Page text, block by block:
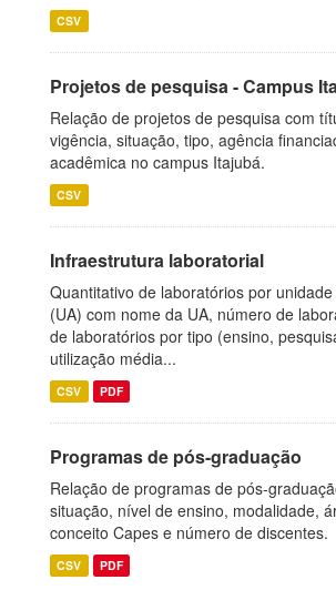
CSV
Projetos de pesquisa - Campus
Relação de projetos de pesquisa com
vigência, situação, tipo, agência
acadêmica no campus Itajubá.
CSV
Infraestrutura laboratorial
Quantitativo de laboratórios por
(UA) com nome da UA, número de
de laboratórios por tipo (ensino,
utilização média...
CSV PDF
Programas de pós-graduação
Relação de programas de pós-
situação, nível de ensino, modalidade,
conceito Capes e número de discentes.
CSV PDF